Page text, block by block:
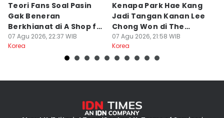
Teori Fans Soal Pasin
Gak Beneran
Berkhianat di A Shop for
Killers 2
07 Agu 2026, 22:37 WIB
Korea
Kenapa Park Hae Kang
Jadi Tangan Kanan Lee
Chong Won di The
Apartment Job?
07 Agu 2026, 21:58 WIB
Korea